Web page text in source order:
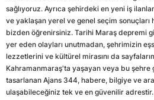
sağlıyoruz. Ayrıca şehirdeki en yeni iş
ve yaklaşan yerel ve genel seçim sonuçları
bizden öğrenirsiniz. Tarihi Maraş depremi
yer eden olayları unutmadan, şehrimizin
lezzetlerini ve kültürel mirasını da
Kahramanmaraş'ta yaşayan veya bu şehre
tasarlanan Ajans 344, habere, bilgiye ve
ulaşabileceğiniz tek ve en güvenilir adrestir.